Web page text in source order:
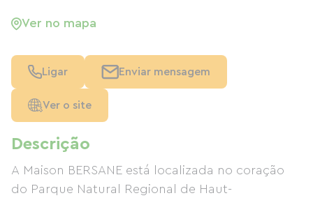
Descrição
A Maison BERSANE está localizada no coração
do Parque Natural Regional de Haut-
Ver no mapa
Ligar Enviar mensagem
Ver o site